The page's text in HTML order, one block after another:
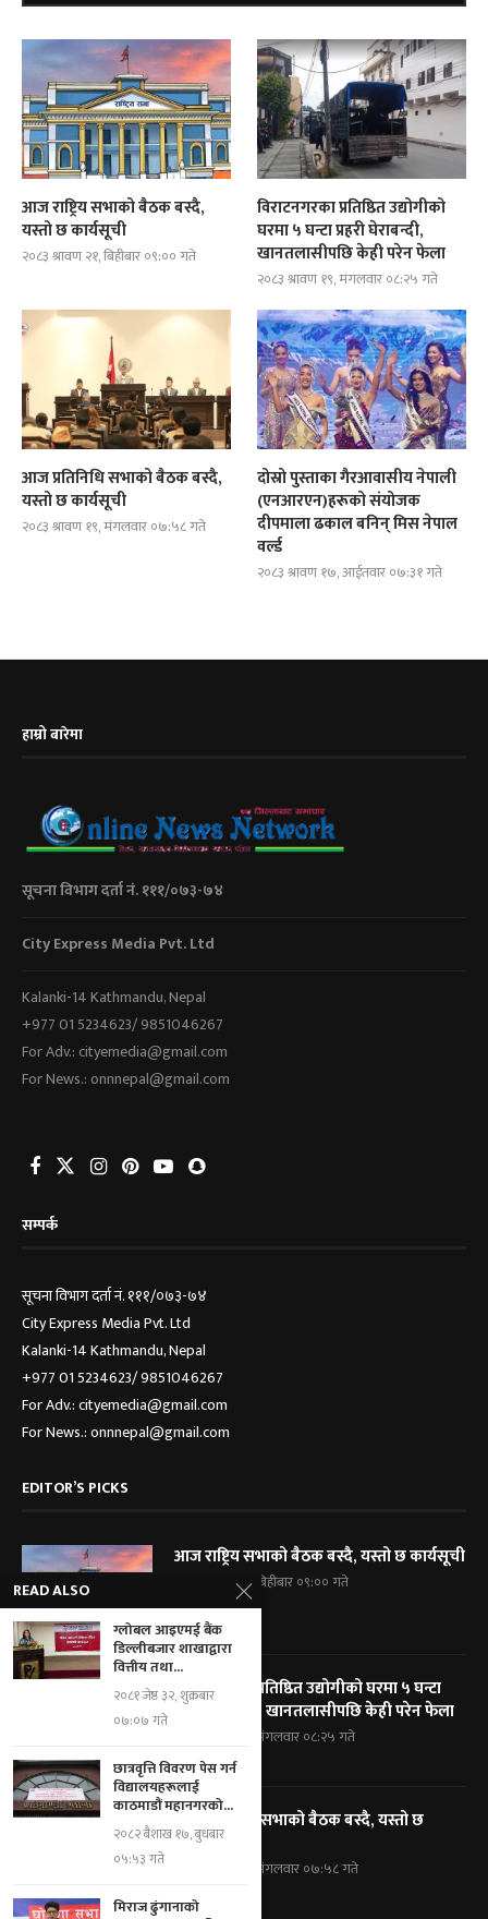
आज राष्ट्रिय सभाको बैठक बस्दै,
यस्तो छ कार्यसूची
२०८३ श्रावण २१, बिहीबार ०९:०० गते
विराटनगरका प्रतिष्ठित उद्योगीको
घरमा ५ घन्टा प्रहरी घेराबन्दी,
खानतलासीपछि केही परेन फेला
२०८३ श्रावण १९, मंगलवार ०८:२५ गते
आज प्रतिनिधि सभाको बैठक बस्दै,
यस्तो छ कार्यसूची
२०८३ श्रावण १९, मंगलवार ०७:५८ गते
दोस्रो पुस्ताका गैरआवासीय नेपाली
(एनआरएन)हरूको संयोजक
दीपमाला ढकाल बनिन् मिस नेपाल
वर्ल्ड
२०८३ श्रावण १७, आईतवार ०७:३१ गते
हाम्रो बारेमा
सूचना विभाग दर्ता नं. १११/०७३-७४
City Express Media Pvt. Ltd
Kalanki-14 Kathmandu, Nepal
+977 01 5234623/ 9851046267
For Adv.: cityemedia@gmail.com
For News.: onnnepal@gmail.com
सम्पर्क
सूचना विभाग दर्ता नं. १११/०७३-७४
City Express Media Pvt. Ltd
Kalanki-14 Kathmandu, Nepal
+977 01 5234623/ 9851046267
For Adv.: cityemedia@gmail.com
For News.: onnnepal@gmail.com
EDITOR’S PICKS
आज राष्ट्रिय सभाको बैठक बस्दै, यस्तो छ कार्यसूची
२०८३ श्रावण २१, बिहीबार ०९:०० गते
विराटनगरका प्रतिष्ठित उद्योगीको घरमा ५ घन्टा
प्रहरी घेराबन्दी, खानतलासीपछि केही परेन फेला
२०८३ श्रावण १९, मंगलवार ०८:२५ गते
आज प्रतिनिधि सभाको बैठक बस्दै, यस्तो छ
कार्यसूची
२०८३ श्रावण १९, मंगलवार ०७:५८ गते
READ ALSO
ग्लोबल आइएमई बैंक
डिल्लीबजार शाखाद्वारा
वित्तीय तथा...
२०८१ जेष्ठ ३२, शुक्रबार
०७:०७ गते
छात्रवृत्ति विवरण पेस गर्न
विद्यालयहरूलाई
काठमाडौं महानगरको...
२०८२ बैशाख १७, बुधबार
०५:५३ गते
मिराज ढुंगानाको